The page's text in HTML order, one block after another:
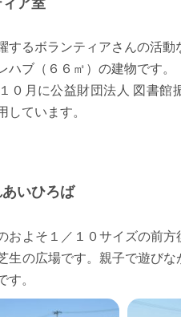
るボランティアさんの活動
ハブ（６６㎡）の建物です。
０月に公益財団法人 図書館
しています。
いひろば
およそ１／１０サイズの前方
生の広場です。親子で遊び
す。